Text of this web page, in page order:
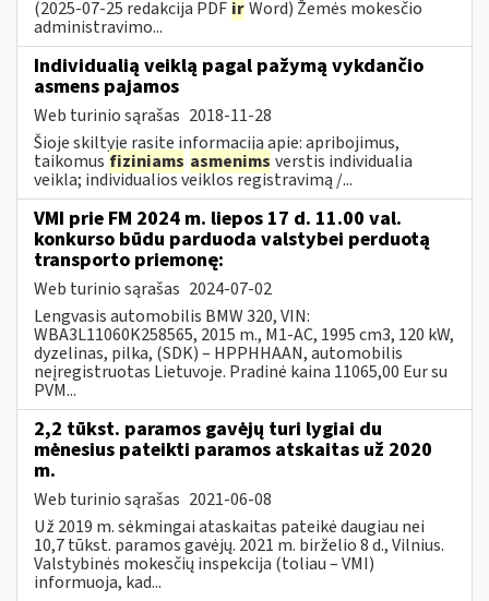
(2025-07-25 redakcija PDF irWord) Žemės mokesčio
administravimo...
Individualią veiklą pagal pažymą vykdančio
asmens pajamos
Web turinio sąrašas 2018-11-28
Šioje skiltyje rasite informaciją apie: apribojimus,
taikomus fiziniams asmenims verstis individualia
veikla; individualios veiklos registravimą /...
VMI prie FM 2024 m. liepos 17 d. 11.00 val.
konkurso būdu parduoda valstybei perduotą
transporto priemonę:
Web turinio sąrašas 2024-07-02
Lengvasis automobilis BMW 320, VIN:
WBA3L11060K258565, 2015 m., M1-AC, 1995 cm3, 120 kW,
dyzelinas, pilka, (SDK) – HPPHHAAN, automobilis
neįregistruotas Lietuvoje. Pradinė kaina 11065,00 Eur su
PVM...
2,2 tūkst. paramos gavėjų turi lygiai du
mėnesius pateikti paramos atskaitas už 2020
m.
Web turinio sąrašas 2021-06-08
Už 2019 m. sėkmingai ataskaitas pateikė daugiau nei
10,7 tūkst. paramos gavėjų. 2021 m. birželio 8 d., Vilnius.
Valstybinės mokesčių inspekcija (toliau – VMI)
informuoja, kad...